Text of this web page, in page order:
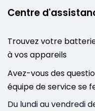
Centre
Trouvez votre
à vos appareils
Avez-vous des
équipe de service se
Du lundi au vendredi